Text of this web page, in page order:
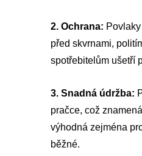
2. Ochrana:
před skvrnami,
spotřebitelům ušetří
3. Snadná údržba:
pračce, což
výhodná zejména
běžné.